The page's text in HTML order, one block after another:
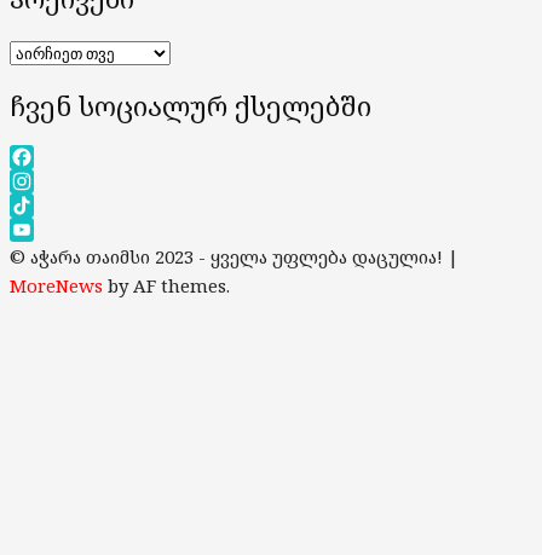
არქივები
ჩვენ სოციალურ ქსელებში
Facebook
Instagram
TikTok
YouTube
Channel
© აჭარა თაიმსი 2023 - ყველა უფლება დაცულია! |
MoreNews by AF themes.